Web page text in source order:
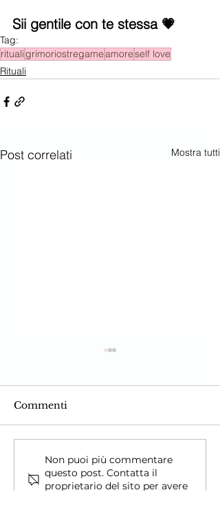
Sii gentile con te stessa 💗
Tag:
ritualigrimoriostregameamoreself love
Rituali
Post correlati Mostra tutti
Erzulie Freda, la fleur
du Vodou
Commenti
Non puoi più commentare
questo post. Contatta il
proprietario del sito per avere